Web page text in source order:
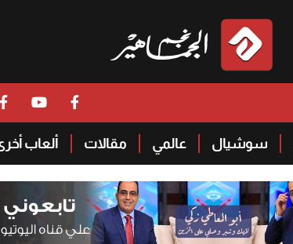
سوشيال عالمي مقالات ألعاب